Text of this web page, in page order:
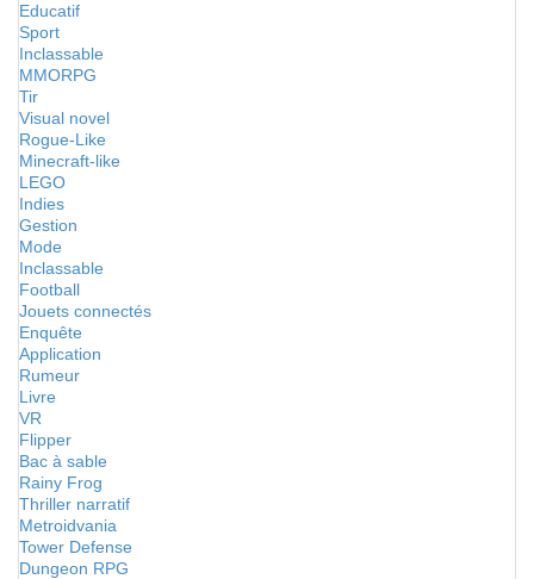
Educatif
Sport
Inclassable
MMORPG
Tir
Visual novel
Rogue-Like
Minecraft-like
LEGO
Indies
Gestion
Mode
Inclassable
Football
Jouets connectés
Enquête
Application
Rumeur
Livre
VR
Flipper
Bac à sable
Rainy Frog
Thriller narratif
Metroidvania
Tower Defense
Dungeon RPG